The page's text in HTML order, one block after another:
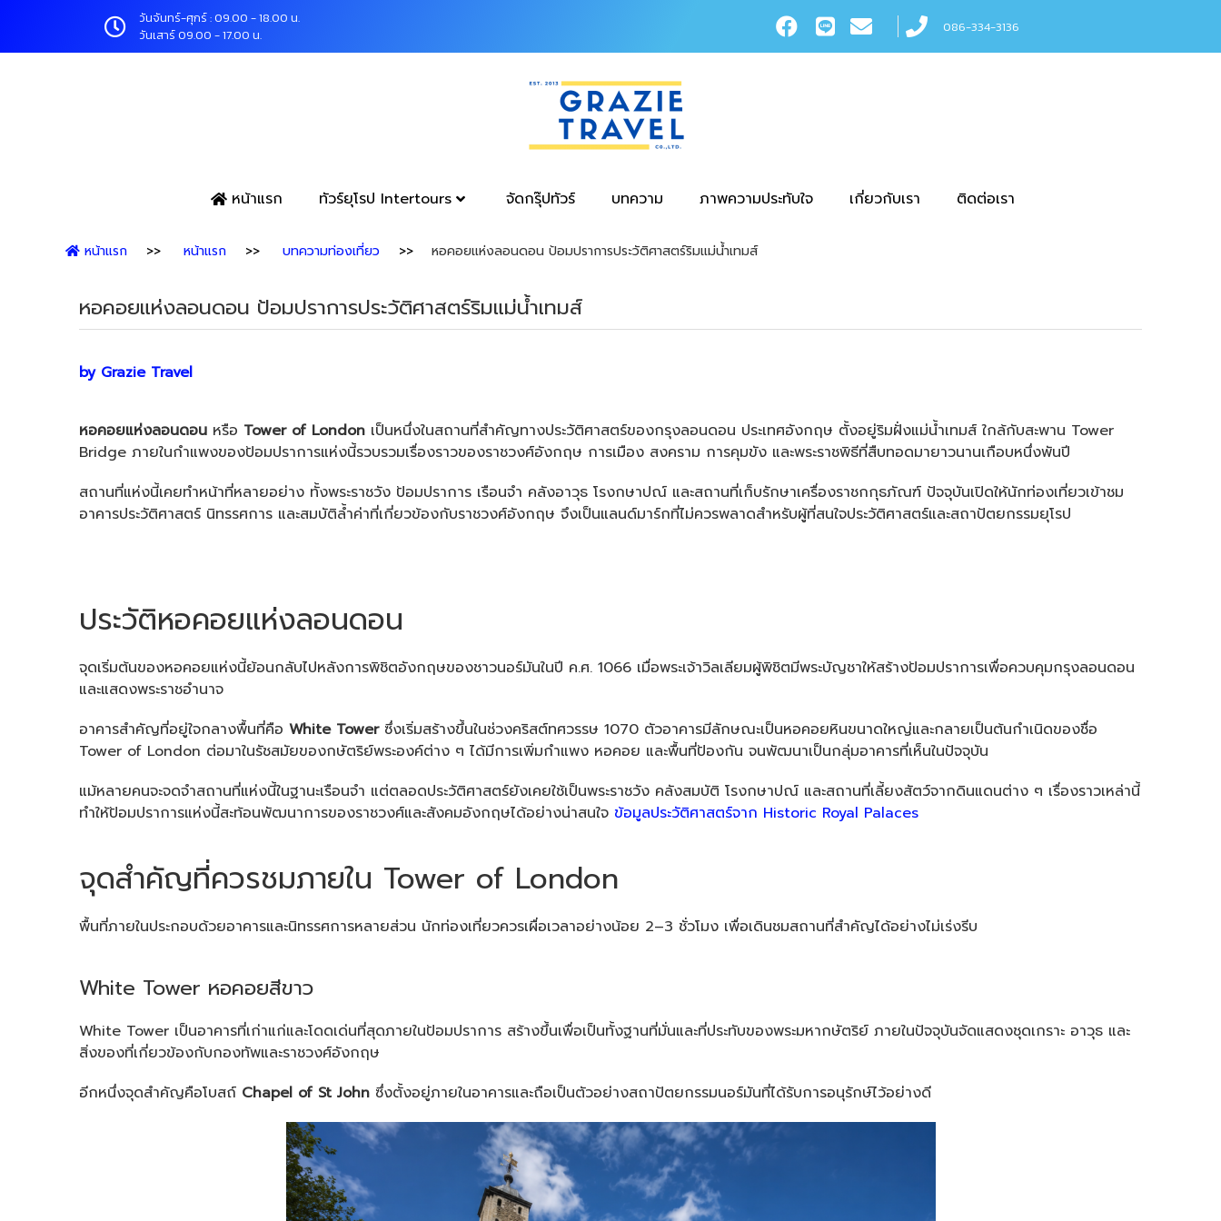
วันจันทร์-ศุกร์ : 09.00 - 18.00 น.
วันเสาร์ 09.00 - 17.00 น.
086-334-3136
หน้าแรก ทัวร์ยุโรป Intertours จัดกรุ๊ปทัวร์ บทความ ภาพความประทับใจ เกี่ยวกับเรา ติดต่อเรา
หน้าแรก หน้าแรก บทความท่องเที่ยว หอคอยแห่งลอนดอน ป้อมปราการประวัติศาสตร์ริมแม่น้ำเทมส์
หอคอยแห่งลอนดอน ป้อมปราการประวัติศาสตร์ริมแม่น้ำเทมส์
by Grazie Travel
หอคอยแห่งลอนดอน หรือ Tower of London เป็นหนึ่งในสถานที่สำคัญทางประวัติศาสตร์ของกรุงลอนดอน ประเทศอังกฤษ ตั้งอยู่ริมฝั่งแม่น้ำเทมส์ ใกล้กับสะพาน Tower
Bridge ภายในกำแพงของป้อมปราการแห่งนี้รวบรวมเรื่องราวของราชวงศ์อังกฤษ การเมือง สงคราม การคุมขัง และพระราชพิธีที่สืบทอดมายาวนานเกือบหนึ่งพันปี
สถานที่แห่งนี้เคยทำหน้าที่หลายอย่าง ทั้งพระราชวัง ป้อมปราการ เรือนจำ คลังอาวุธ โรงกษาปณ์ และสถานที่เก็บรักษาเครื่องราชกกุธภัณฑ์ ปัจจุบันเปิดให้นักท่องเที่ยวเข้าชม
อาคารประวัติศาสตร์ นิทรรศการ และสมบัติล้ำค่าที่เกี่ยวข้องกับราชวงศ์อังกฤษ จึงเป็นแลนด์มาร์กที่ไม่ควรพลาดสำหรับผู้ที่สนใจประวัติศาสตร์และสถาปัตยกรรมยุโรป
ประวัติหอคอยแห่งลอนดอน
จุดเริ่มต้นของหอคอยแห่งนี้ย้อนกลับไปหลังการพิชิตอังกฤษของชาวนอร์มันในปี ค.ศ. 1066 เมื่อพระเจ้าวิลเลียมผู้พิชิตมีพระบัญชาให้สร้างป้อมปราการเพื่อควบคุมกรุงลอนดอน
และแสดงพระราชอำนาจ
อาคารสำคัญที่อยู่ใจกลางพื้นที่คือ White Towerซึ่งเริ่มสร้างขึ้นในช่วงคริสต์ทศวรรษ 1070 ตัวอาคารมีลักษณะเป็นหอคอยหินขนาดใหญ่และกลายเป็นต้นกำเนิดของชื่อ
Tower of London ต่อมาในรัชสมัยของกษัตริย์พระองค์ต่าง ๆ ได้มีการเพิ่มกำแพง หอคอย และพื้นที่ป้องกัน จนพัฒนาเป็นกลุ่มอาคารที่เห็นในปัจจุบัน
แม้หลายคนจะจดจำสถานที่แห่งนี้ในฐานะเรือนจำ แต่ตลอดประวัติศาสตร์ยังเคยใช้เป็นพระราชวัง คลังสมบัติ โรงกษาปณ์ และสถานที่เลี้ยงสัตว์จากดินแดนต่าง ๆ เรื่องราวเหล่านี้
ทำให้ป้อมปราการแห่งนี้สะท้อนพัฒนาการของราชวงศ์และสังคมอังกฤษได้อย่างน่าสนใจ ข้อมูลประวัติศาสตร์จาก Historic Royal Palaces
จุดสำคัญที่ควรชมภายใน Tower of London
พื้นที่ภายในประกอบด้วยอาคารและนิทรรศการหลายส่วน นักท่องเที่ยวควรเผื่อเวลาอย่างน้อย 2–3 ชั่วโมง เพื่อเดินชมสถานที่สำคัญได้อย่างไม่เร่งรีบ
White Tower หอคอยสีขาว
White Tower เป็นอาคารที่เก่าแก่และโดดเด่นที่สุดภายในป้อมปราการ สร้างขึ้นเพื่อเป็นทั้งฐานที่มั่นและที่ประทับของพระมหากษัตริย์ ภายในปัจจุบันจัดแสดงชุดเกราะ อาวุธ และ
สิ่งของที่เกี่ยวข้องกับกองทัพและราชวงศ์อังกฤษ
อีกหนึ่งจุดสำคัญคือโบสถ์ Chapel of St John ซึ่งตั้งอยู่ภายในอาคารและถือเป็นตัวอย่างสถาปัตยกรรมนอร์มันที่ได้รับการอนุรักษ์ไว้อย่างดี